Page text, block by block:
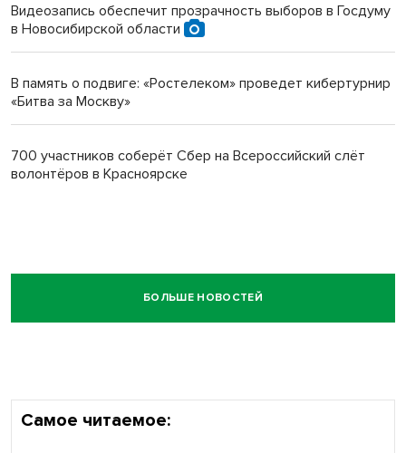
Видеозапись обеспечит прозрачность выборов в Госдуму
в Новосибирской области
В память о подвиге: «Ростелеком» проведет кибертурнир
«Битва за Москву»
700 участников соберёт Сбер на Всероссийский слёт
волонтёров в Красноярске
БОЛЬШЕ НОВОСТЕЙ
Самое читаемое: